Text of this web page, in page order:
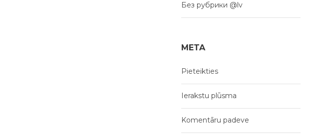
Без рубрики @lv
META
Pieteikties
Ierakstu plūsma
Komentāru padeve